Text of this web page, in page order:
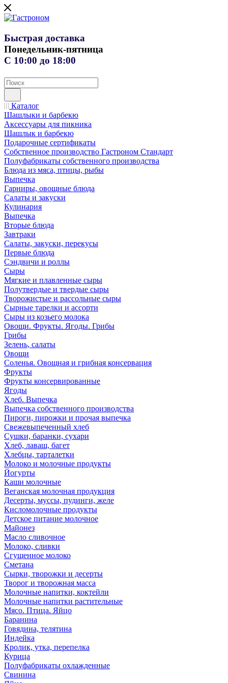
Быстрая доставка
Понедельник-пятница
С 10:00 до 18:00
Каталог
Шашлыки и барбекю
Аксессуары для пикника
Шашлык и барбекю
Подарочные сертификаты
Собственное производство Гастроном Стандарт
Полуфабрикаты собственного производства
Блюда из мяса, птицы, рыбы
Выпечка
Гарниры, овощные блюда
Салаты и закуски
Кулинария
Выпечка
Вторые блюда
Завтраки
Салаты, закуски, перекусы
Первые блюда
Сэндвичи и роллы
Сыры
Мягкие и плавленные сыры
Полутвердые и твердые сыры
Творожистые и рассольные сыры
Сырные тарелки и ассорти
Сыры из козьего молока
Овощи. Фрукты. Ягоды. Грибы
Грибы
Зелень, салаты
Овощи
Соленья. Овощная и грибная консервация
Фрукты
Фрукты консервированные
Ягоды
Хлеб. Выпечка
Выпечка собственного производства
Пироги, пирожки и прочая выпечка
Свежевыпеченный хлеб
Сушки, баранки, сухари
Хлеб, лаваш, багет
Хлебцы, тарталетки
Молоко и молочные продукты
Йогурты
Каши молочные
Веганская молочная продукция
Десерты, муссы, пудинги, желе
Кисломолочные продукты
Детское питание молочное
Майонез
Масло сливочное
Молоко, сливки
Сгущенное молоко
Сметана
Сырки, творожки и десерты
Творог и творожная масса
Молочные напитки, коктейли
Молочные напитки растительные
Мясо. Птица. Яйцо
Баранина
Говядина, телятина
Индейка
Кролик, утка, перепелка
Курица
Полуфабрикаты охлажденные
Свинина